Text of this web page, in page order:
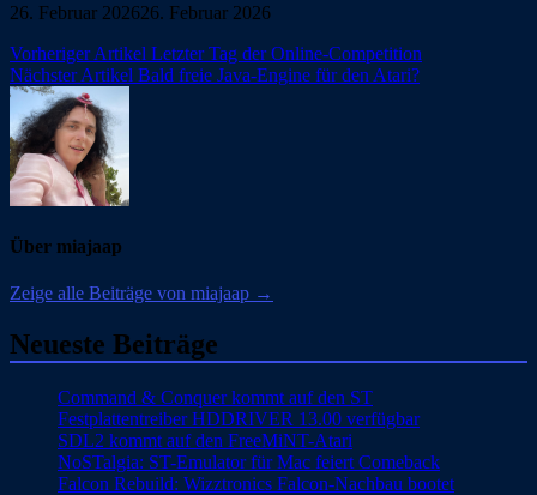
26. Februar 202626. Februar 2026
Beitragsnavigation
Vorheriger Artikel Letzter Tag der Online-Competition
Nächster Artikel Bald freie Java-Engine für den Atari?
Über miajaap
Zeige alle Beiträge von miajaap →
Neueste Beiträge
Command & Conquer kommt auf den ST
Festplattentreiber HDDRIVER 13.00 verfügbar
SDL2 kommt auf den FreeMiNT-Atari
NoSTalgia: ST-Emulator für Mac feiert Comeback
Falcon Rebuild: Wizztronics Falcon-Nachbau bootet